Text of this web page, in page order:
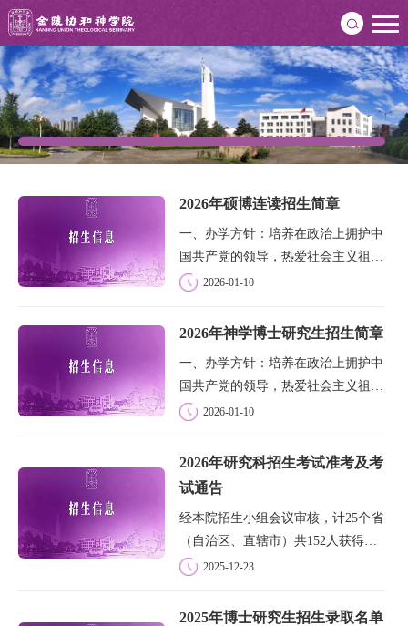
2026年硕博连读招生简章
一、办学方针：培养在政治上拥护中
国共产党的领导，热爱社会主义祖
国，坚持中国教会的三自原则和基督
识上有较高造诣、品德优良、身心健
社会的人才...
2026-01-10
2026年神学博士研究生招生简章
一、办学方针：培养在政治上拥护中
国共产党的领导，热爱社会主义祖
国，坚持中国教会的三自原则和基督
识上有较高造诣、品德优良、身心健
社会的人才...
2026-01-10
2026年研究科招生考试准考及考
试通告
经本院招生小组会议审核，计25个省
（自治区、直辖市）共152人获得本
院2026年研究科招生考试准考资格。
三/四）；入围考生面试、体检：
2025-12-23
2025年博士研究生招生录取名单